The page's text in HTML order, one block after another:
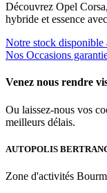
Découvrez Opel Corsa
hybride et essence
Notre stock
Nos Occasions
Venez nous rendre
Ou laissez-nous vos
meilleurs délais.
AUTOPOLIS
Zone d'activités